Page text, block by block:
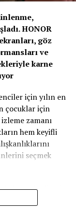
yönetimi
verinin
ele alındı.
ve Sağlık
ancak
hâlâ şeffaflık,
becerisidir.
“Empati
alarak
veri odaklı bir
HONOR
göz
ve
karne
için yılın en
çocuklar için
zamanı
hem keyifli
seçmek
karne hediyesi
tablet